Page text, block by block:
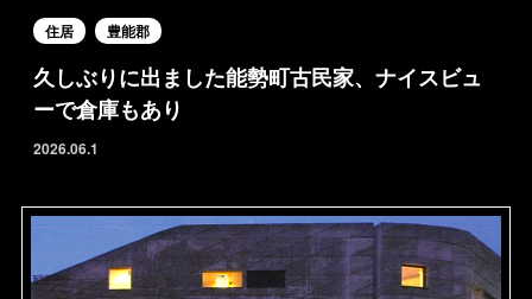
住居 豊能郡
久しぶりに出ました能勢町古民家、ナイスビュ
ーで倉庫もあり
2026.06.1